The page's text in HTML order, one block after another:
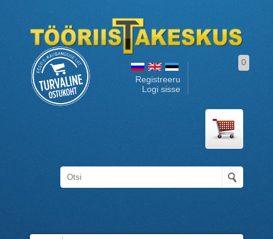
Registreeru
Logi sisse
0